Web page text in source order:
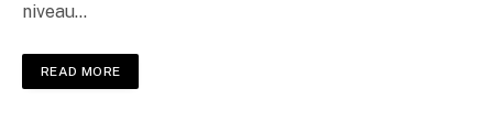
niveau…
READ MORE